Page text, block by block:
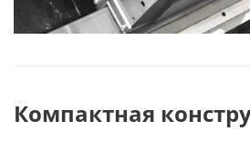
Компактная